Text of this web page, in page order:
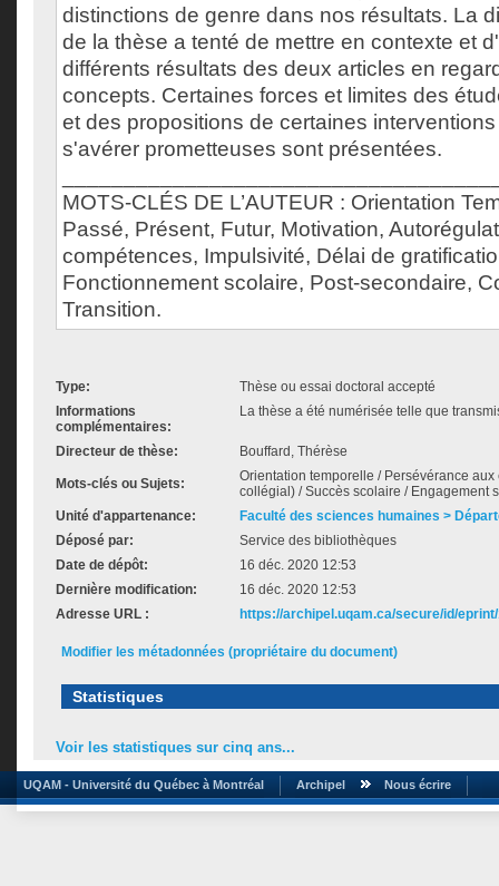
distinctions de genre dans nos résultats. La
de la thèse a tenté de mettre en contexte et
différents résultats des deux articles en
concepts. Certaines forces et limites des
et des propositions de certaines
s'avérer prometteuses sont présentées.
MOTS-CLÉS DE L’AUTEUR : Orientation
Passé, Présent, Futur, Motivation,
compétences, Impulsivité, Délai de
Fonctionnement scolaire, Post-secondaire,
Transition.
Type:
Thèse ou essai doctoral accepté
Informations
complémentaires:
La thèse a été numérisée telle que
Directeur de thèse: Bouffard, Thérèse
Mots-clés ou Sujets:
Orientation temporelle / Persévérance
collégial) / Succès scolaire / Engagement
Unité d'appartenance:
Faculté des sciences humaines >
Déposé par:
Service des bibliothèques
Date de dépôt:
16 déc. 2020 12:53
Dernière modification:
16 déc. 2020 12:53
Adresse URL :
https://archipel.uqam.ca/secure/id/
Modifier les métadonnées (propriétaire du document)
Statistiques
Voir les statistiques sur cinq ans...
UQAM - Université du Québec à Montréal Archipel Nous écrire